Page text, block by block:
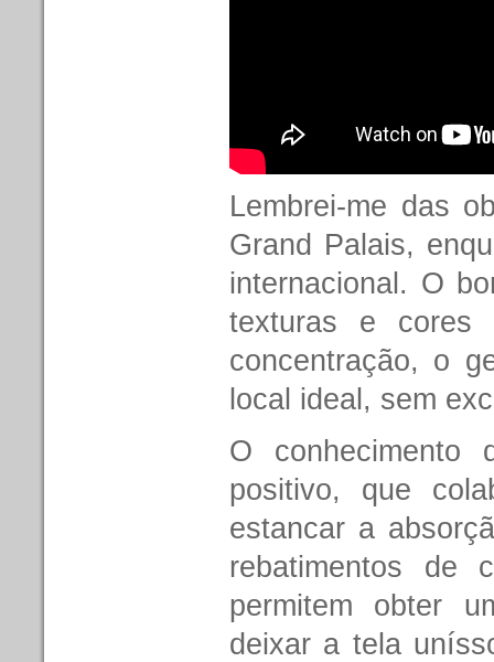
Lembrei-me das
Grand Palais,
internacional. O
texturas e cores
concentração, o
local ideal, sem
O
positivo, que
estancar a
rebatimentos de
permitem obter
deixar a tela